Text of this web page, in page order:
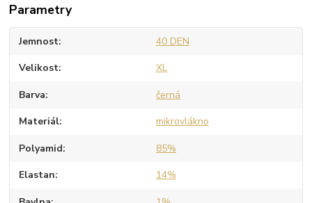
Parametry
Jemnost 40 DEN
Velikost XL
Barva černá
Materiál mikrovlákno
Polyamid 85%
Elastan 14%